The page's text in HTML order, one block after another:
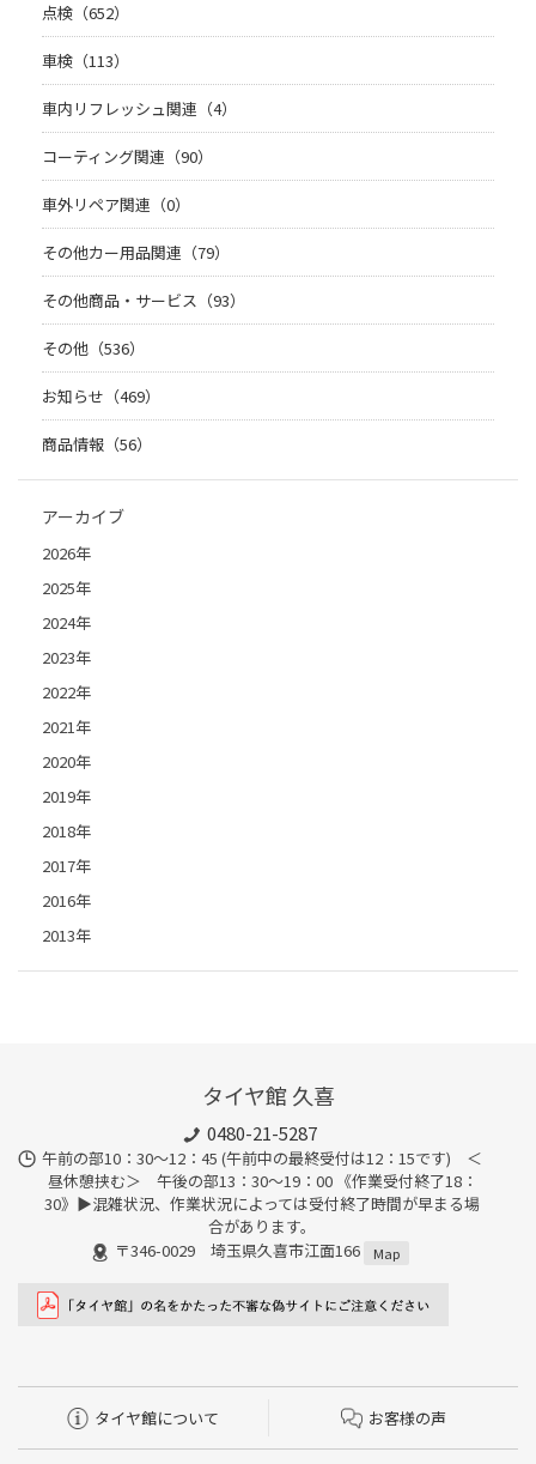
点検（652）
車検（113）
車内リフレッシュ関連（4）
コーティング関連（90）
車外リペア関連（0）
その他カー用品関連（79）
その他商品・サービス（93）
その他（536）
お知らせ（469）
商品情報（56）
アーカイブ
2026年
2025年
2024年
2023年
2022年
2021年
2020年
2019年
2018年
2017年
2016年
2013年
タイヤ館 久喜
0480-21-5287
午前の部10：30～12：45 (午前中の最終受付は12：15です) ＜
昼休憩挟む＞ 午後の部13：30～19：00 《作業受付終了18：
30》▶︎混雑状況、作業状況によっては受付終了時間が早まる場
合があります。
〒346-0029 埼玉県久喜市江面166
Map
タイヤ館について お客様の声